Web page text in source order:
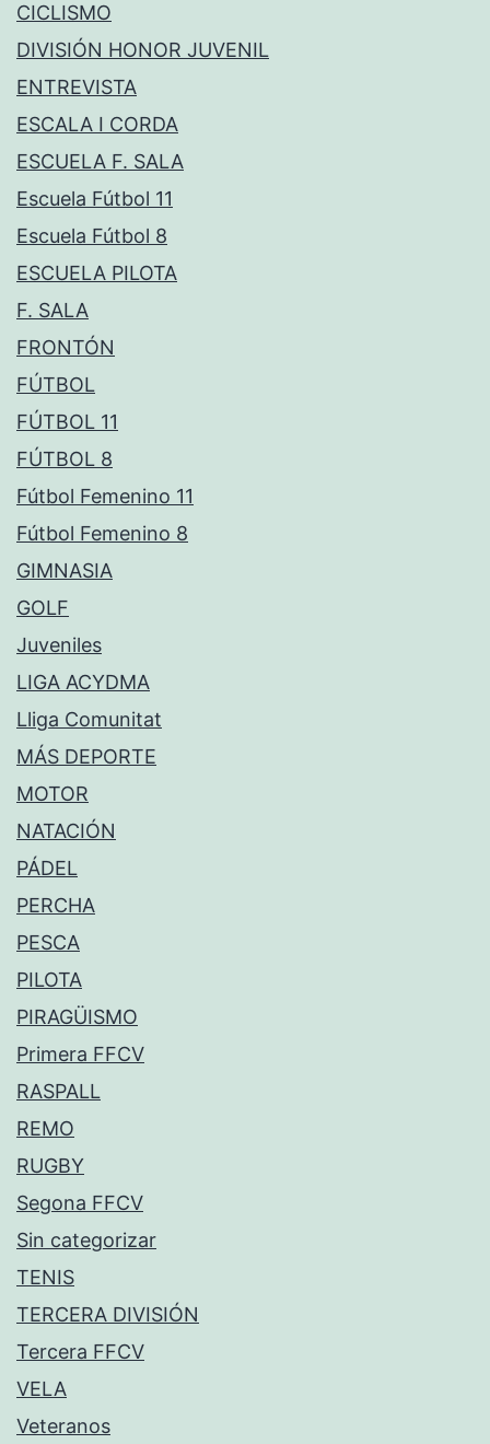
CICLISMO
DIVISIÓN HONOR JUVENIL
ENTREVISTA
ESCALA I CORDA
ESCUELA F. SALA
Escuela Fútbol 11
Escuela Fútbol 8
ESCUELA PILOTA
F. SALA
FRONTÓN
FÚTBOL
FÚTBOL 11
FÚTBOL 8
Fútbol Femenino 11
Fútbol Femenino 8
GIMNASIA
GOLF
Juveniles
LIGA ACYDMA
Lliga Comunitat
MÁS DEPORTE
MOTOR
NATACIÓN
PÁDEL
PERCHA
PESCA
PILOTA
PIRAGÜISMO
Primera FFCV
RASPALL
REMO
RUGBY
Segona FFCV
Sin categorizar
TENIS
TERCERA DIVISIÓN
Tercera FFCV
VELA
Veteranos